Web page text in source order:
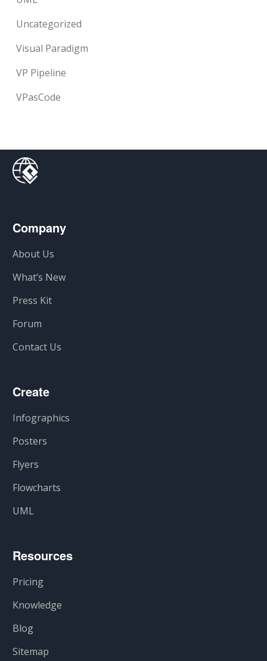
Uncategorized
Visual Paradigm
VP Pipeline
VPasCode
Company
About Us
What’s New
Press Kit
Forum
Contact Us
Create
Infographics
Posters
Flyers
Flowcharts
UML
Resources
Pricing
Knowledge
Blog
Sitemap